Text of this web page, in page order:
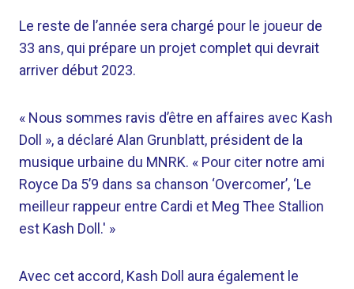
Le reste de l’année sera chargé pour le joueur de
33 ans, qui prépare un projet complet qui devrait
arriver début 2023.
« Nous sommes ravis d’être en affaires avec Kash
Doll », a déclaré Alan Grunblatt, président de la
musique urbaine du MNRK. « Pour citer notre ami
Royce Da 5’9 dans sa chanson ‘Overcomer’, ‘Le
meilleur rappeur entre Cardi et Meg Thee Stallion
est Kash Doll.' »
Avec cet accord, Kash Doll aura également le